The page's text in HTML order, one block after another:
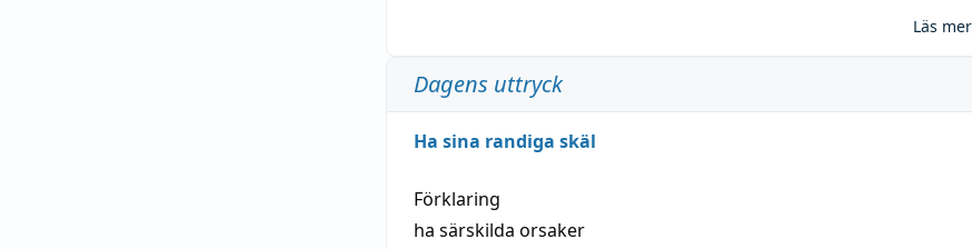
Läs
Dagens uttryck
Ha sina randiga skäl
Förklaring
ha särskilda orsaker